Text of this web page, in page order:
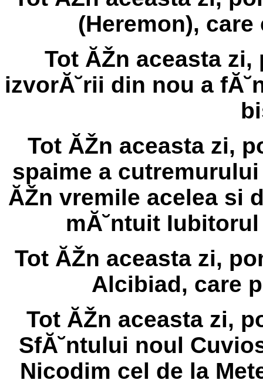
(Heremon),
Tot ĂŽn aceasta
izvorĂ˘rii din nou a
Tot ĂŽn aceasta zi,
spaime a
ĂŽn vremile acelea si
mĂ˘ntuit
Tot ĂŽn aceasta zi,
Alcibiad, care
Tot ĂŽn aceasta zi,
SfĂ˘ntului noul
Nicodim cel de la